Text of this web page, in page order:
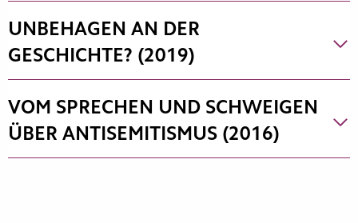
UNBEHAGEN AN DER
GESCHICHTE? (2019)
VOM SPRECHEN UND SCHWEIGEN
ÜBER ANTISEMITISMUS (2016)